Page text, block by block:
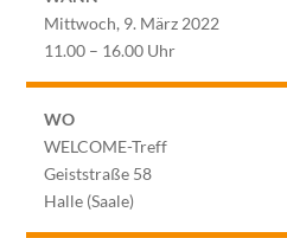
Mittwoch, 9. März 2022
11.00 – 16.00 Uhr
WO
WELCOME-Treff
Geiststraße 58
Halle (Saale)